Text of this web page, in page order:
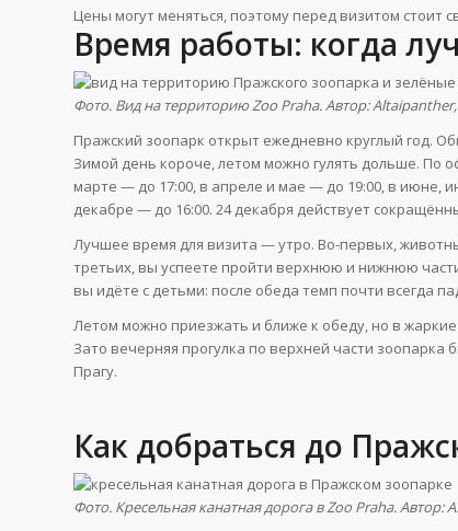
Цены могут меняться, поэтому перед визитом стоит
Время работы: когда
Фото. Вид на территорию Zoo Praha. Автор:
Пражский зоопарк открыт ежедневно круглый год.
Зимой день короче, летом можно гулять дольше. По
марте — до 17:00, в апреле и мае — до 19:00, в июне,
декабре — до 16:00. 24 декабря действует
Лучшее время для визита — утро. Во-первых,
третьих, вы успеете пройти верхнюю и нижнюю
вы идёте с детьми: после обеда темп почти всегда
Летом можно приезжать и ближе к обеду, но в
Зато вечерняя прогулка по верхней части
Прагу.
Как добраться до
Фото. Кресельная канатная дорога в Zoo Praha. Автор: